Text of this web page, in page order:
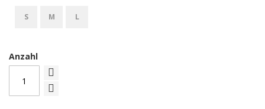
S M L
Anzahl